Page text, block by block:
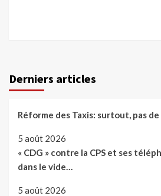
Derniers articles
Réforme des Taxis: surtout, pas
5 août 2026
« CDG » contre la CPS et ses
dans le vide…
5 août 2026